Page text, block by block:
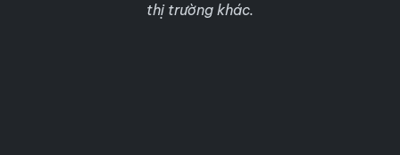
thị trường khác.